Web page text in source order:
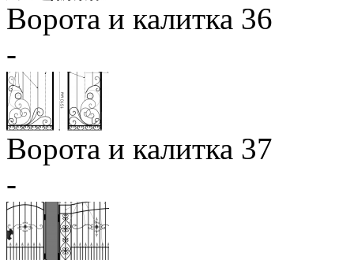
Ворота и калитка 36
-
Ворота и калитка 37
-